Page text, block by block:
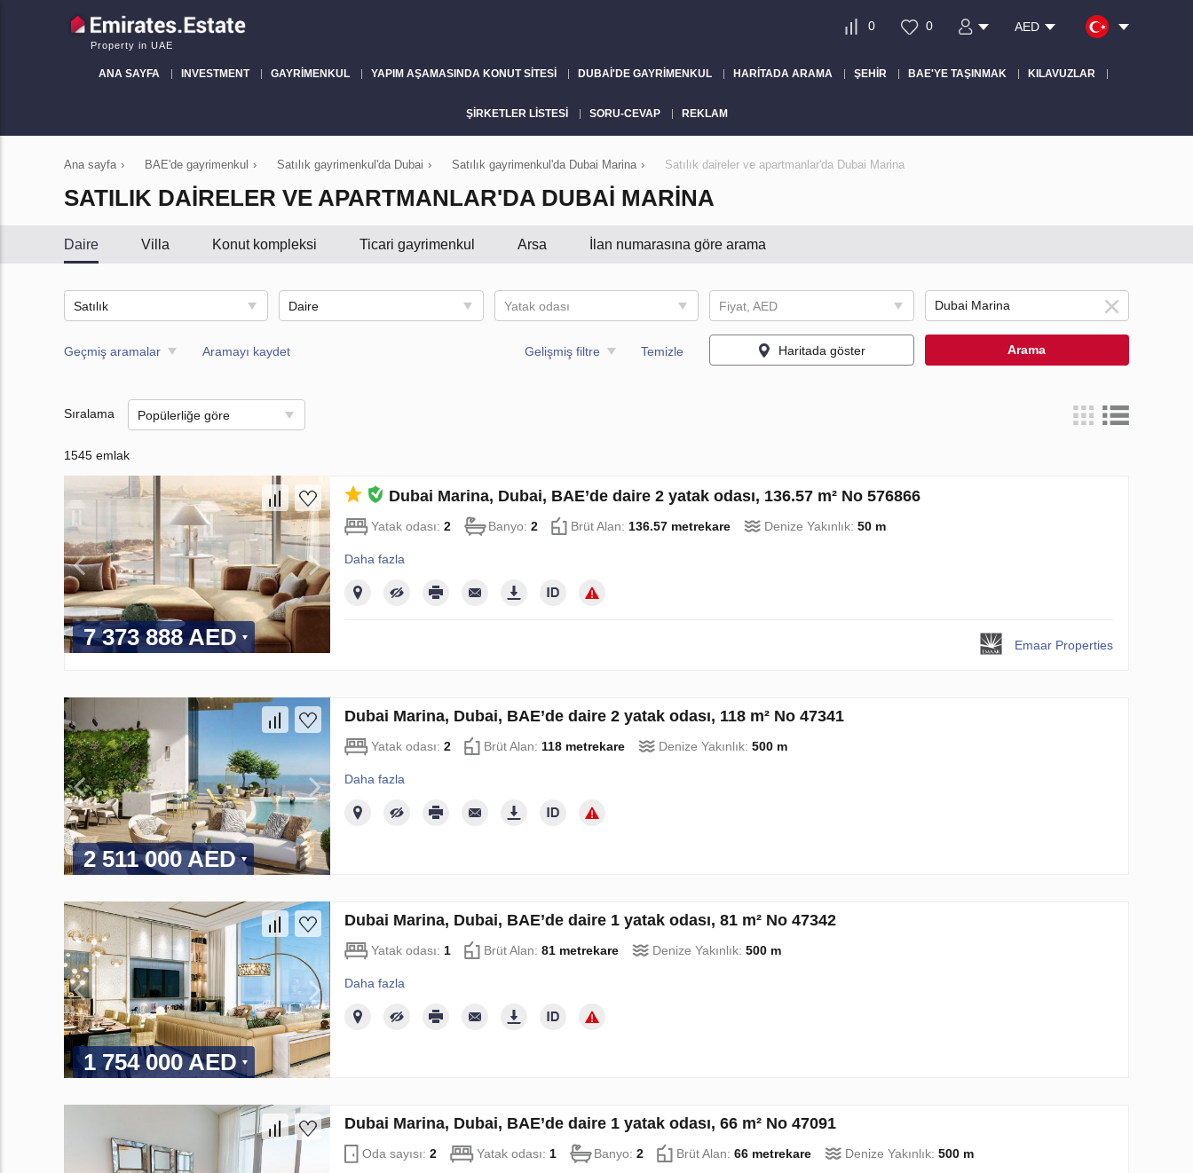
Property in UAE
0 0 AED
ANA SAYFA INVESTMENT GAYRIMENKUL YAPIM AŞAMASINDA KONUT SITESI DUBAI'DE GAYRIMENKUL HARITADA ARAMA ŞEHIR BAE'YE TAŞINMAK KILAVUZLAR
ŞIRKETLER LISTESI SORU-CEVAP REKLAM
Ana sayfa › BAE'de gayrimenkul › Satılık gayrimenkul'da Dubai › Satılık gayrimenkul'da Dubai Marina › Satılık daireler ve apartmanlar'da Dubai Marina
SATILIK DAIRELER VE APARTMANLAR'DA DUBAI MARINA
Daire Villa Konut kompleksi Ticari gayrimenkul Arsa İlan numarasına göre arama
Satılık Daire Yatak odası Fiyat, AED
Geçmiş aramalar Aramayı kaydet Gelişmiş filtre Temizle Haritada göster Arama
Sıralama Popülerliğe göre
1545 emlak
7 373 888 AED
Dubai Marina, Dubai, BAE’de daire 2 yatak odası, 136.57 m² No 576866
Yatak odası: 2 Banyo: 2 Brüt Alan: 136.57 metrekare Denize Yakınlık: 50 m
Daha fazla
Emaar Properties
2 511 000 AED
Dubai Marina, Dubai, BAE’de daire 2 yatak odası, 118 m² No 47341
Yatak odası: 2 Brüt Alan: 118 metrekare Denize Yakınlık: 500 m
Daha fazla
1 754 000 AED
Dubai Marina, Dubai, BAE’de daire 1 yatak odası, 81 m² No 47342
Yatak odası: 1 Brüt Alan: 81 metrekare Denize Yakınlık: 500 m
Daha fazla
Dubai Marina, Dubai, BAE’de daire 1 yatak odası, 66 m² No 47091
Oda sayısı: 2 Yatak odası: 1 Banyo: 2 Brüt Alan: 66 metrekare Denize Yakınlık: 500 m